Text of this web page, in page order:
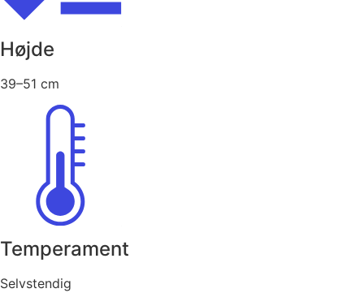
Højde
39–51 cm
Temperament
Selvstendig